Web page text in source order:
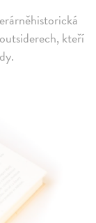
kteří